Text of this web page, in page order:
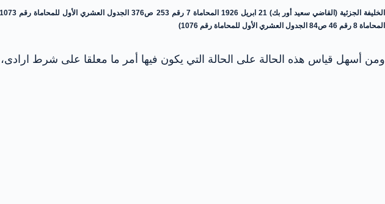
المحاماة 8 رقم 46 ص84 الجدول العشري الأول للمحاماة رقم 1076)
ومن أسهل قياس هذه الحالة على الحالة التي يكون فيها أمر ما معلقا على شرط